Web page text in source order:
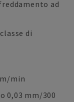
ad
di
min
0,03 mm/300